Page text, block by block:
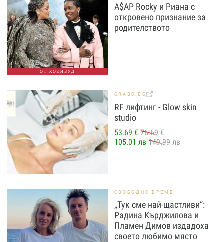
ОТ ХОЛИВУД
A$AP Rocky и Риана с
откровено признание за
родителството
GRABO.BG
RF лифтинг - Glow skin
studio
53.69 € 76.69 €
105.01 лв 149.99 лв
СВОБОДНО ВРЕМЕ
„Тук сме най-щастливи“:
Радина Кърджилова и
Пламен Димов издадоха
своето любимо място